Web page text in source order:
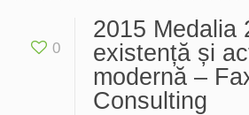
0
2015 Medalia
existență și
modernă –
Consulting